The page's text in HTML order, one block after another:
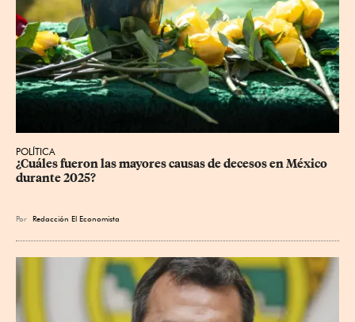
POLÍTICA
¿Cuáles fueron las mayores causas de decesos en México
durante 2025?
Por Redacción El Economista